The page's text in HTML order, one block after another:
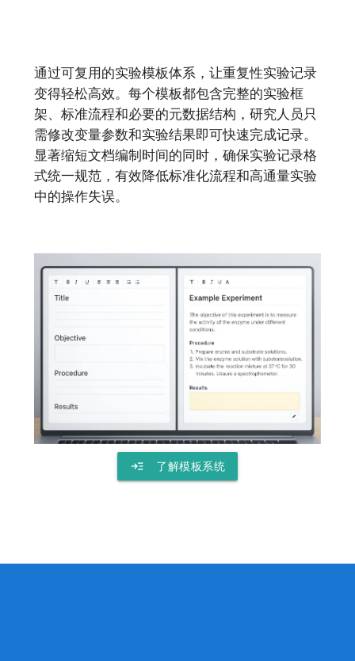
通过可复用的实验模板体系，让重复性实验记录
变得轻松高效。每个模板都包含完整的实验框
架、标准流程和必要的元数据结构，研究人员只
需修改变量参数和实验结果即可快速完成记录。
显著缩短文档编制时间的同时，确保实验记录格
式统一规范，有效降低标准化流程和高通量实验
中的操作失误。
read_more 了解模板系统